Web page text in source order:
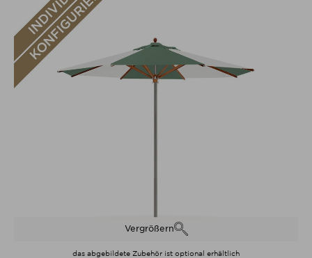
Vergrößern
das abgebildete Zubehör ist optional erhältlich